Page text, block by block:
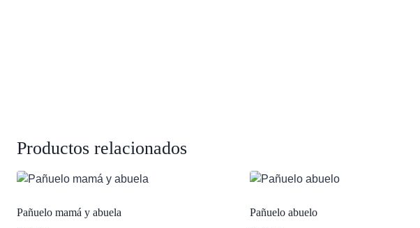
Productos relacionados
Pañuelo mamá y abuela Pañuelo abuelo